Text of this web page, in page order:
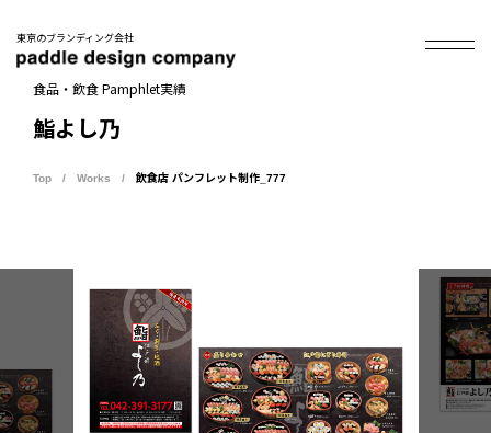
東京のブランディング会社
食品・飲食 Pamphlet実績
鮨よし乃
Top Works 飲食店 パンフレット制作_777